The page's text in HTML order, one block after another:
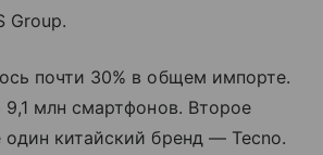
Group.
почти 30% в общем импорте.
9,1 млн смартфонов. Второе
китайский бренд — Tecno.